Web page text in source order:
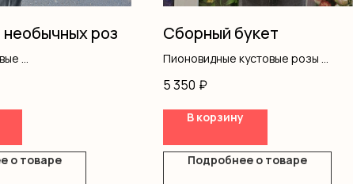
необычных роз
о товаре
Сборный букет
Пионовидные кустовые розы
Оформление
5 350 ₽
В корзину
Подробнее о товаре